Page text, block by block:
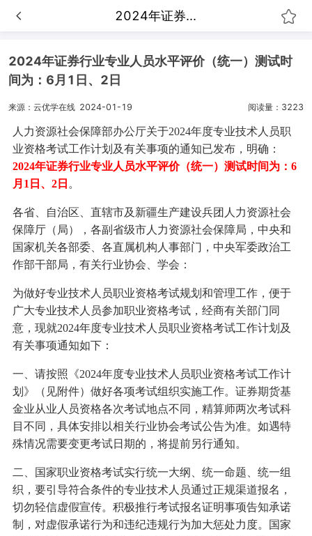
2024年证券...
2024年证券行业专业人员水平评价（统一）测试时
间为：6月1日、2日
来源：云优学在线 2024-01-19 阅读量：3223
人力资源社会保障部办公厅关于2024年度专业技术人员职
业资格考试工作计划及有关事项的通知已发布，明确：
2024年证券行业专业人员水平评价（统一）测试时间为：6
月1日、2日 。
各省、自治区、直辖市及新疆生产建设兵团人力资源社会
保障厅（局），各副省级市人力资源社会保障局，中央和
国家机关各部委、各直属机构人事部门，中央军委政治工
作部干部局，有关行业协会、学会：
为做好专业技术人员职业资格考试规划和管理工作，便于
广大专业技术人员参加职业资格考试，经商有关部门同
意，现就2024年度专业技术人员职业资格考试工作计划及
有关事项通知如下：
一、请按照《2024年度专业技术人员职业资格考试工作计
划》（见附件）做好各项考试组织实施工作。证券期货基
金业从业人员资格各次考试地点不同，精算师两次考试科
目不同，具体安排以相关行业协会考试公告为准。如遇特
殊情况需要变更考试日期的，将提前另行通知。
二、国家职业资格考试实行统一大纲、统一命题、统一组
织，要引导符合条件的专业技术人员通过正规渠道报名，
切勿轻信虚假宣传。积极推行考试报名证明事项告知承诺
制，对虚假承诺行为和违纪违规行为加大惩处力度。国家